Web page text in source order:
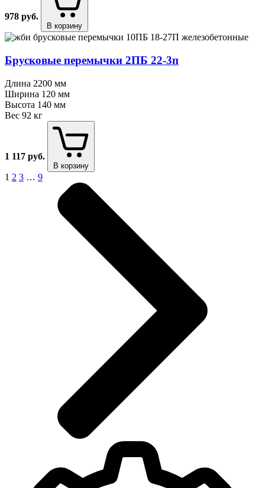
978 руб.
В корзину
Брусковые перемычки 2ПБ 22⁠-⁠3п
Длина 2200 мм
Ширина 120 мм
Высота 140 мм
Вес 92 кг
1 117 руб.
В корзину
1 2 3 … 9